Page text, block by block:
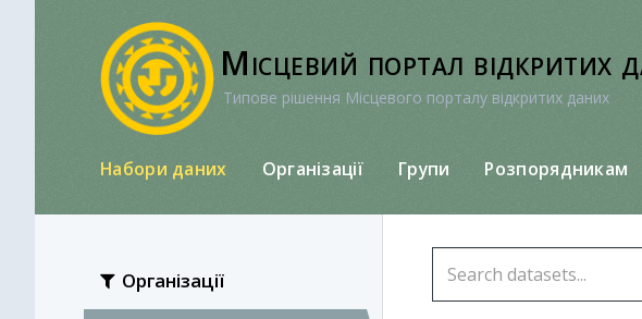
Місцевий портал відкритих
Типове рішення Місцевого порталу відкритих даних
Набори даних Організації Групи Розпорядникам
Організації